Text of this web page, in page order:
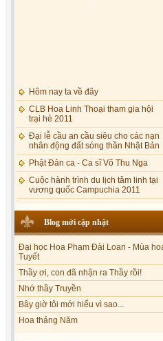
Hôm nay ta về đây
CLB Hoa Linh Thoại tham gia hội
trại hè 2011
Đại lễ cầu an cầu siêu cho các nạn
nhân động đất sóng thần Nhật Bản
Phật Đản ca - Ca sĩ Võ Thu Nga
Cuộc hành trình du lịch tâm linh tại
vương quốc Campuchia 2011
Blog mới cập nhật
Đại học Hoa Phạm Đài Loan - Mùa
Tuyết
Thầy ơi, con đã nhận ra Thầy rồi!
Nhớ thầy Truyền
Bây giờ tôi mới hiểu vì sao...
Hoa tháng Năm
Cổ phần công đức